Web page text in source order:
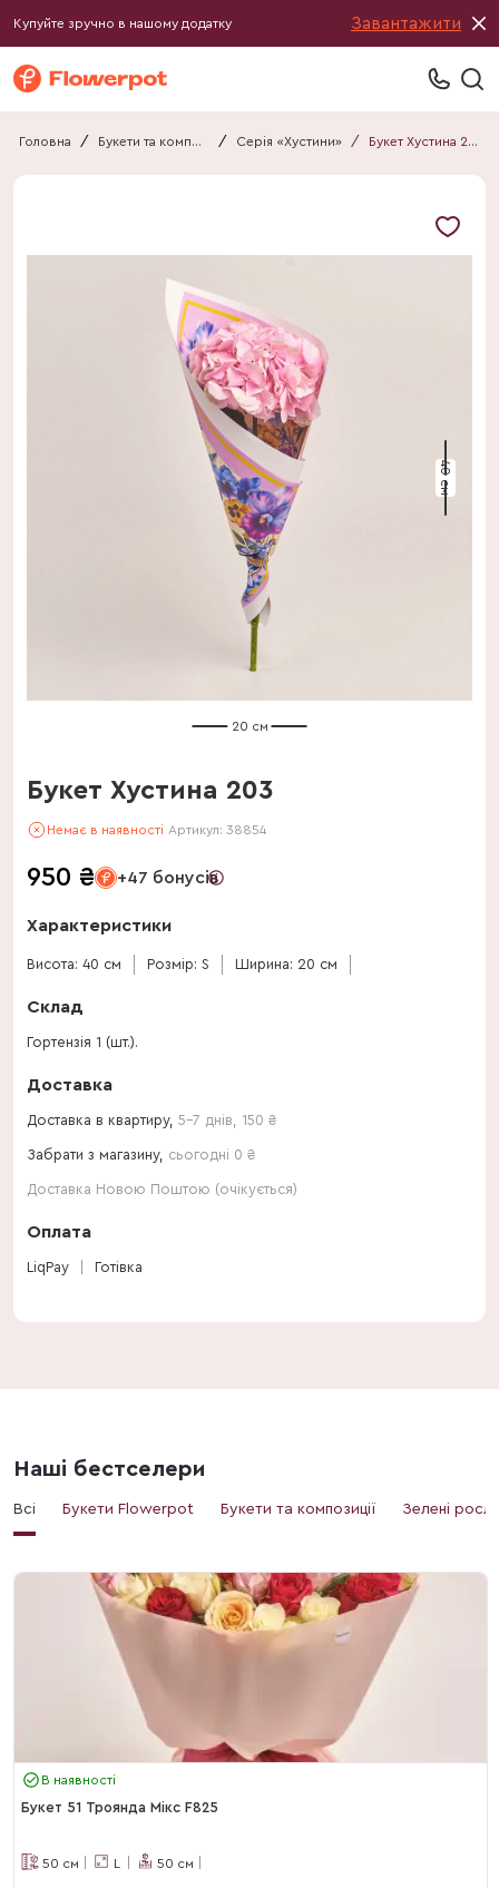
Купуйте зручно в нашому додатку Завантажити
Головна / Букети та композиції / Серія «Хустини» / Букет Хустина 203
40 см
20 см
Букет Хустина 203
Немає в наявності Артикул: 38854
950 ₴ +47 бонусів
Характеристики
Висота: 40 см Розмір: S Ширина: 20 см
Склад
Гортензія 1 (шт.).
Доставка
Доставка в квартиру, 5-7 днів 150 ₴
Забрати з магазину, сьогодні 0 ₴
Доставка Новою Поштою (очікується)
Оплата
LiqPay Готівка
Наші бестселери
Всі Букети Flowerpot Букети та композиції Зелені
В наявності
Букет 51 Троянда Мікс F825
50 см L 50 см